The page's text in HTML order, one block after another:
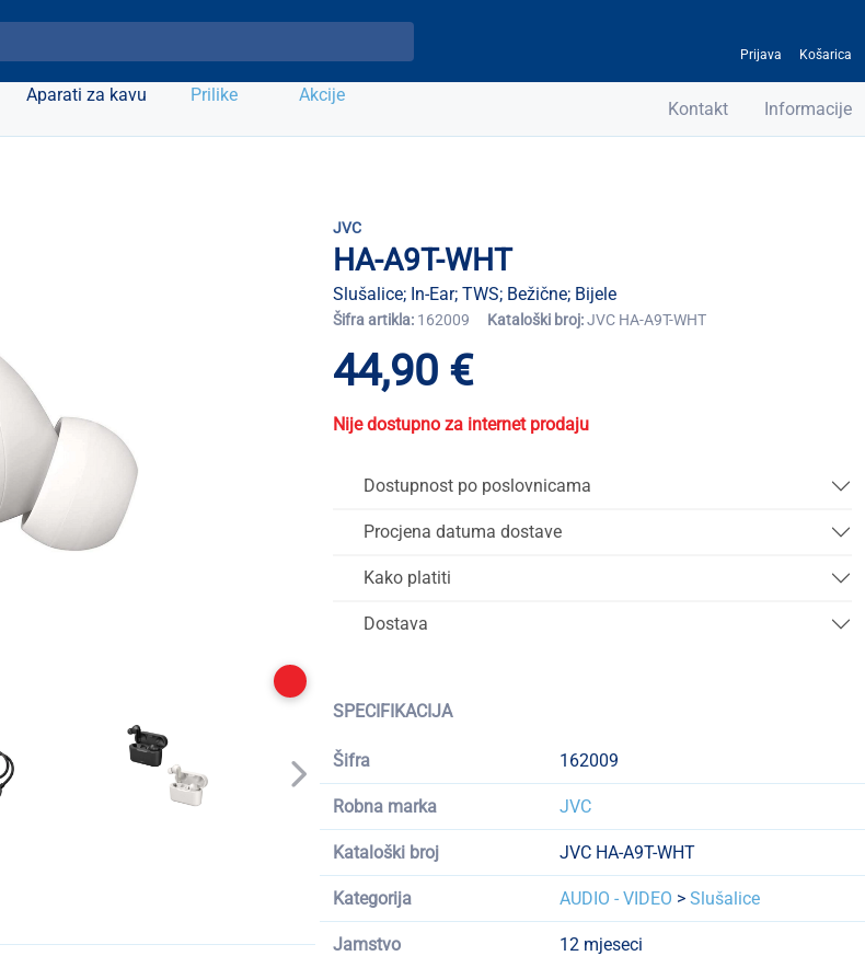
Prijava Košarica
Aparati za kavu Prilike Akcije
Kontakt Informacije
JVC
HA-A9T-WHT
Slušalice; In-Ear; TWS; Bežične; Bijele
Šifra artikla: 162009 Kataloški broj:JVC HA-A9T-WHT
44,90 €
Nije dostupno za internet prodaju
Dostupnost po poslovnicama
Procjena datuma dostave
Kako platiti
Dostava
SPECIFIKACIJA
Šifra 162009
Robna marka JVC
Kataloški broj JVC HA-A9T-WHT
Kategorija AUDIO - VIDEO >Slušalice
Jamstvo 12 mjeseci